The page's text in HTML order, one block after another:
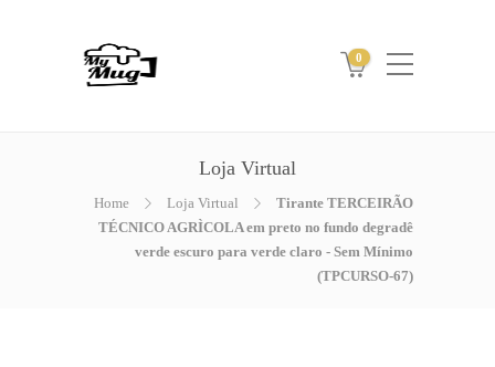
0
Loja Virtual
Home Loja Virtual
Tirante TERCEIRÃO
TÉCNICO AGRÌCOLA em preto no fundo degradê
verde escuro para verde claro - Sem Mínimo
(TPCURSO-67)